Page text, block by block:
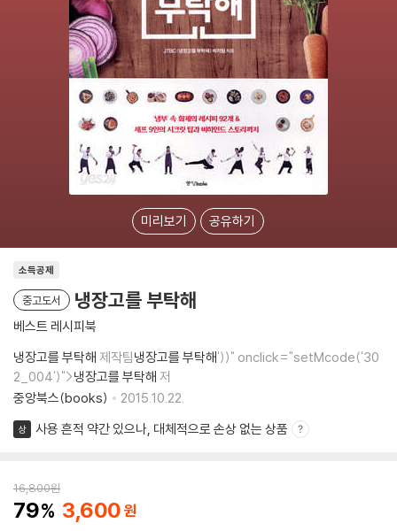
미리보기 공유하기
소득공제
중고도서 냉장고를 부탁해
베스트 레시피북
냉장고를 부탁해 제작팀냉장고를 부탁해'))" onclick="setMcode('30
2_004')">냉장고를 부탁해 저
중앙북스(books)
2015.10.22.
상 사용 흔적 약간 있으나, 대체적으로 손상 없는 상품
16,800원
79 3,600